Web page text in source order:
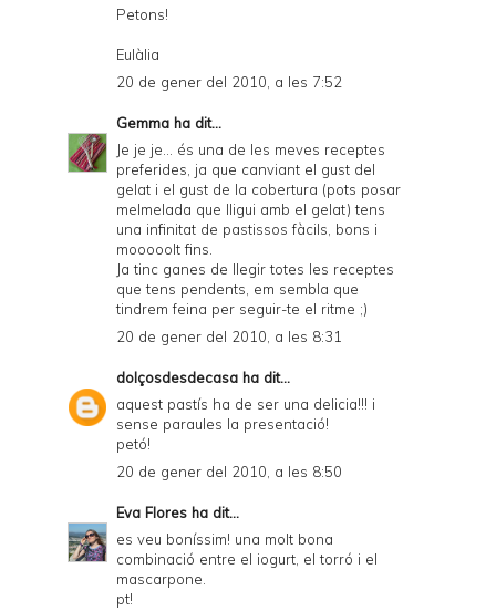
Petons!
Eulàlia
20 de gener del 2010, a les 7:52
Gemma ha dit...
Je je je... és una de les meves receptes
preferides, ja que canviant el gust del
gelat i el gust de la cobertura (pots posar
melmelada que lligui amb el gelat) tens
una infinitat de pastissos fàcils, bons i
mooooolt fins.
Ja tinc ganes de llegir totes les receptes
que tens pendents, em sembla que
tindrem feina per seguir-te el ritme ;)
20 de gener del 2010, a les 8:31
dolçosdesdecasa ha dit...
aquest pastís ha de ser una delicia!!! i
sense paraules la presentació!
petó!
20 de gener del 2010, a les 8:50
Eva Flores ha dit...
es veu boníssim! una molt bona
combinació entre el iogurt, el torró i el
mascarpone.
pt!